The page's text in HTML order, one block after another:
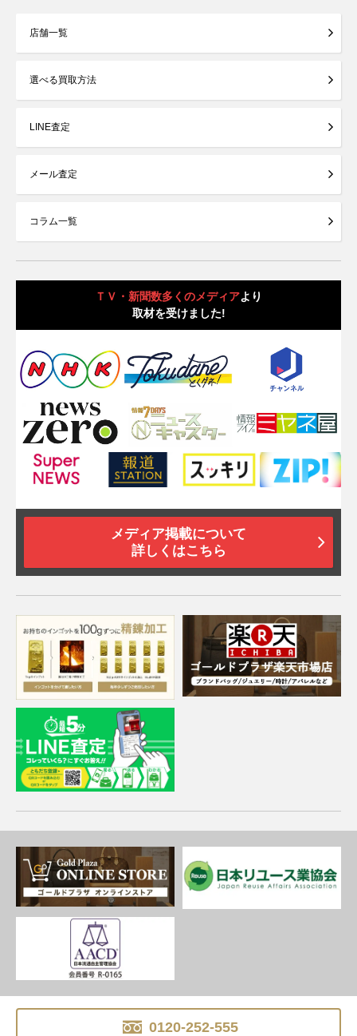
店舗一覧
選べる買取方法
LINE査定
メール査定
コラム一覧
ＴＶ・新聞数多くのメディアより
取材を受けました!
メディア掲載について
詳しくはこちら
0120-252-555